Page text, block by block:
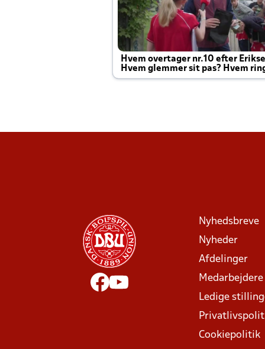
Hvem overtager nr.10 efter
Hvem glemmer sit pas? Hvem
Joachim altid til efter kampe?
Nyhedsbreve
Nyheder
Afdelinger
Medarbejdere
Ledige
Cookiepolitik